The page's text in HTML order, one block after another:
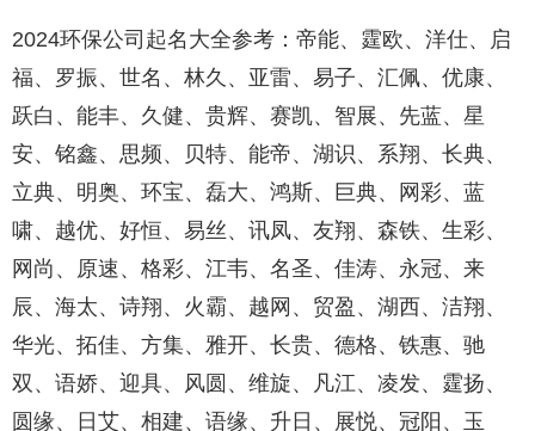
2024环保公司起名大全参考：帝能、霆欧、洋仕、启
福、罗振、世名、林久、亚雷、易子、汇佩、优康、
跃白、能丰、久健、贵辉、赛凯、智展、先蓝、星
安、铭鑫、思频、贝特、能帝、湖识、系翔、长典、
立典、明奥、环宝、磊大、鸿斯、巨典、网彩、蓝
啸、越优、好恒、易丝、讯凤、友翔、森铁、生彩、
网尚、原速、格彩、江韦、名圣、佳涛、永冠、来
辰、海太、诗翔、火霸、越网、贸盈、湖西、洁翔、
华光、拓佳、方集、雅开、长贵、德格、铁惠、驰
双、语娇、迎具、风圆、维旋、凡江、凌发、霆扬、
圆缘、日艾、相建、语缘、升日、展悦、冠阳、玉